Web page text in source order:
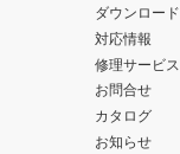
ダウンロード
対応情報
修理サービス
お問合せ
カタログ
お知らせ